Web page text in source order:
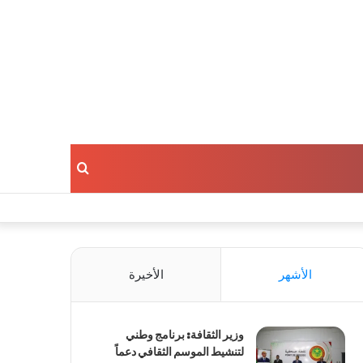
بحث
الأشهر الأخيرة
وزير الثقافة: برنامج وطني
لتنشيط الموسم الثقافي دعماً